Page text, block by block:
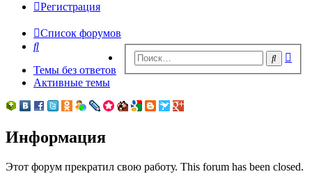
Регистрация
Список форумов
Поиск
Поиск
Темы без ответов
Активные темы
Информация
Этот форум прекратил свою работу. This forum has been closed.